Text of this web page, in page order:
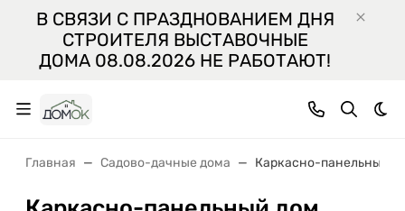
В СВЯЗИ С ПРАЗДНОВАНИЕМ ДНЯ
СТРОИТЕЛЯ ВЫСТАВОЧНЫЕ
ДОМА 08.08.2026 НЕ РАБОТАЮТ!
Главная Садово-дачные дома Каркасно-панельный